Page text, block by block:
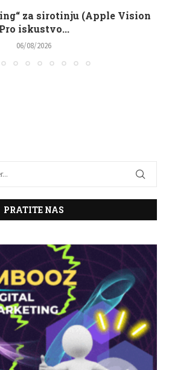
za sirotinju (Apple Vision
Pro iskustvo...
06/08/2026
PRATITE NAS